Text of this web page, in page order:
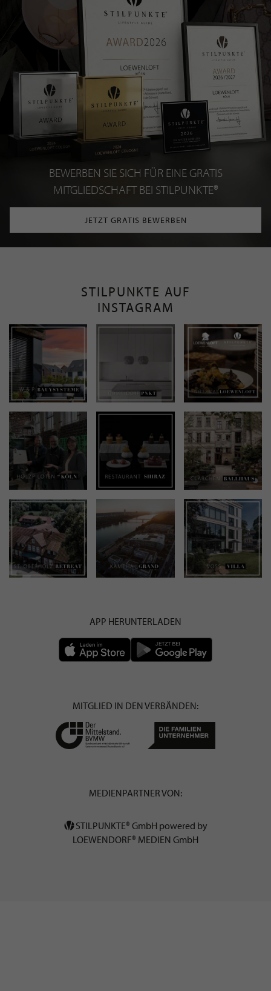
BEWERBEN SIE SICH FÜR EINE GRATIS
MITGLIEDSCHAFT BEI STILPUNKTE®
JETZT GRATIS BEWERBEN
STILPUNKTE AUF
INSTAGRAM
APP HERUNTERLADEN
MITGLIED IN DEN VERBÄNDEN:
MEDIENPARTNER VON:
STILPUNKTE® GmbH powered by
LOEWENDORF® MEDIEN GmbH